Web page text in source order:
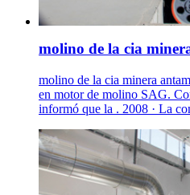
molino de la cia
molino de la cia minera
en motor de molino SAG.
informó que la . 2008 · La